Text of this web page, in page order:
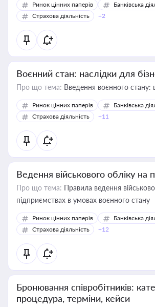
Ринок цінних паперів
Банківська
Страхова діяльність
+2
Воєнний стан: наслідки для
Про що тема: Введення воєнного стану:
Ринок цінних паперів
Банківська
Страхова діяльність
+11
Ведення військового обліку на
Про що тема: Правила ведення
підприємствах в умовах воєнного стану
Ринок цінних паперів
Банківська
Страхова діяльність
+12
Бронювання співробітників:
процедура, терміни, кейси